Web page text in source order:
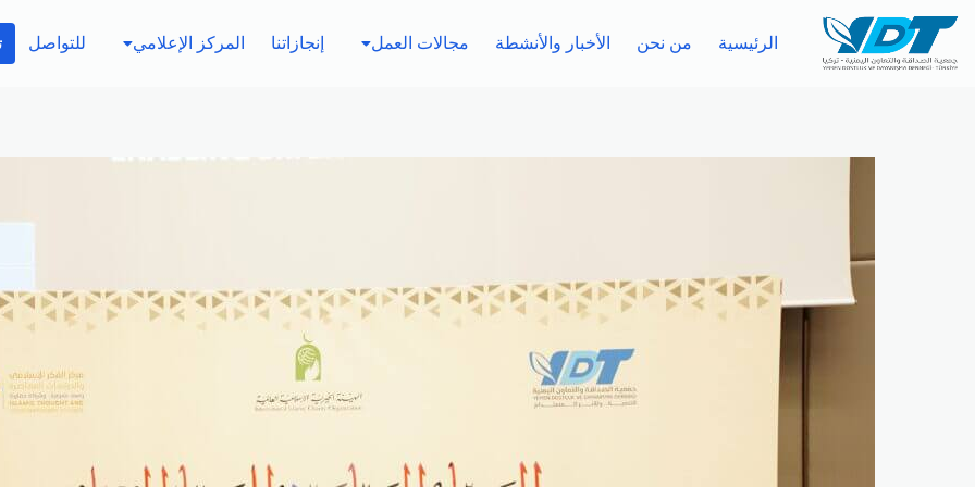
الرئيسية من نحن الأخبار والأنشطة مجالات العمل إنجازاتنا المركز الإعلامي للتواصل